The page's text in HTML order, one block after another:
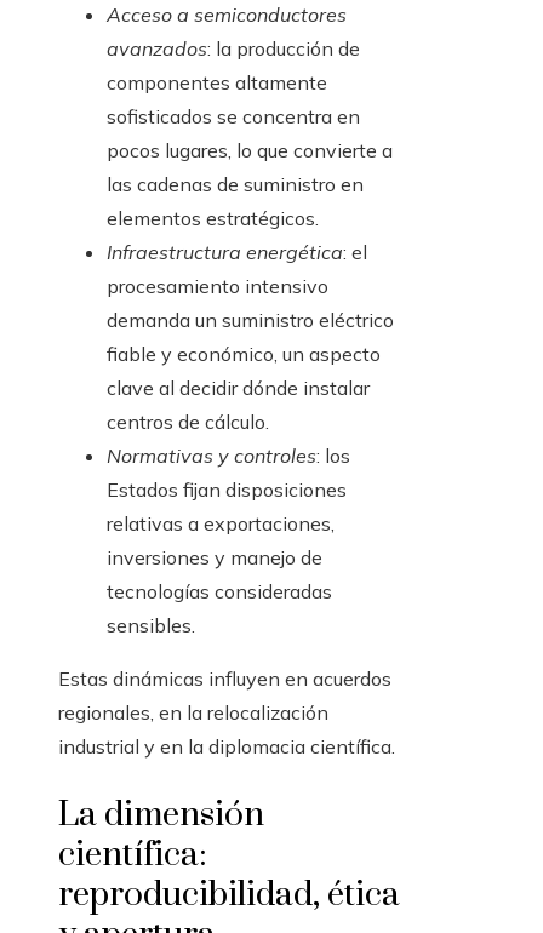
Acceso a semiconductores
avanzados: la producción de
componentes altamente
sofisticados se concentra en
pocos lugares, lo que convierte a
las cadenas de suministro en
elementos estratégicos.
Infraestructura energética: el
procesamiento intensivo
demanda un suministro eléctrico
fiable y económico, un aspecto
clave al decidir dónde instalar
centros de cálculo.
Normativas y controles: los
Estados fijan disposiciones
relativas a exportaciones,
inversiones y manejo de
tecnologías consideradas
sensibles.
Estas dinámicas influyen en acuerdos
regionales, en la relocalización
industrial y en la diplomacia científica.
La dimensión
científica:
reproducibilidad, ética